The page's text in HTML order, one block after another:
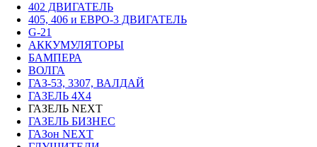
402 ДВИГАТЕЛЬ
405, 406 и ЕВРО-3 ДВИГАТЕЛЬ
G-21
АККУМУЛЯТОРЫ
БАМПЕРА
ВОЛГА
ГАЗ-53, 3307, ВАЛДАЙ
ГАЗЕЛЬ 4Х4
ГАЗЕЛЬ NEXT
ГАЗЕЛЬ БИЗНЕС
ГАЗон NEXT